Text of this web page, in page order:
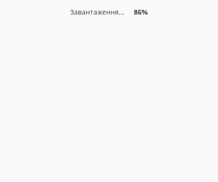
Завантаження... 86%